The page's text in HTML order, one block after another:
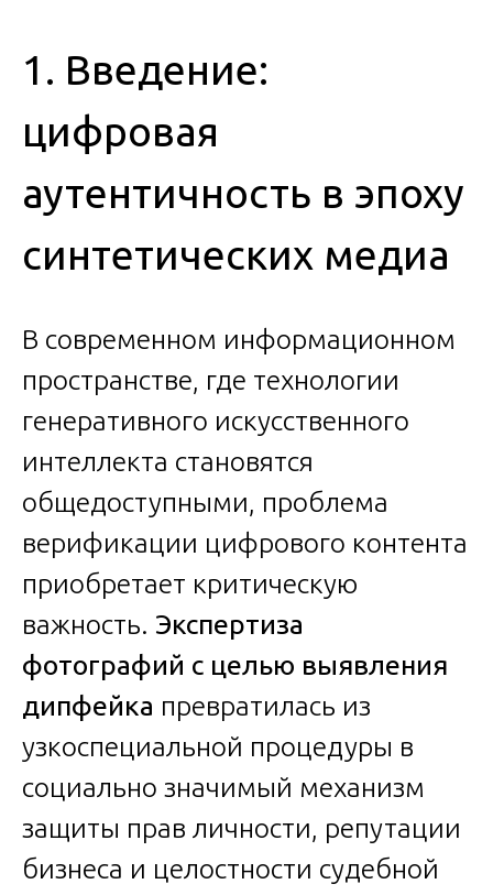
1. Введение:
цифровая
аутентичность в эпоху
синтетических медиа
В современном информационном
пространстве, где технологии
генеративного искусственного
интеллекта становятся
общедоступными, проблема
верификации цифрового контента
приобретает критическую
важность. Экспертиза
фотографий с целью выявления
дипфейка превратилась из
узкоспециальной процедуры в
социально значимый механизм
защиты прав личности, репутации
бизнеса и целостности судебной